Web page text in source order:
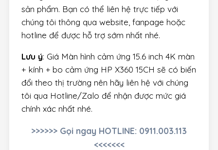
sản phẩm. Bạn có thể liên hệ trực tiếp với
chúng tôi thông qua website, fanpage hoặc
hotline để được hỗ trợ sớm nhất nhé.
Lưu ý: Giá Màn hình cảm ứng 15.6 inch 4K màn
+ kính + bo cảm ứng HP X360 15CH sẽ có biến
đổi theo thị trường nên hãy liên hệ với chúng
tôi qua Hotline/Zalo để nhận được mức giá
chính xác nhất nhé.
>>>>>> Gọi ngay HOTLINE: 0911.003.113
<<<<<<<